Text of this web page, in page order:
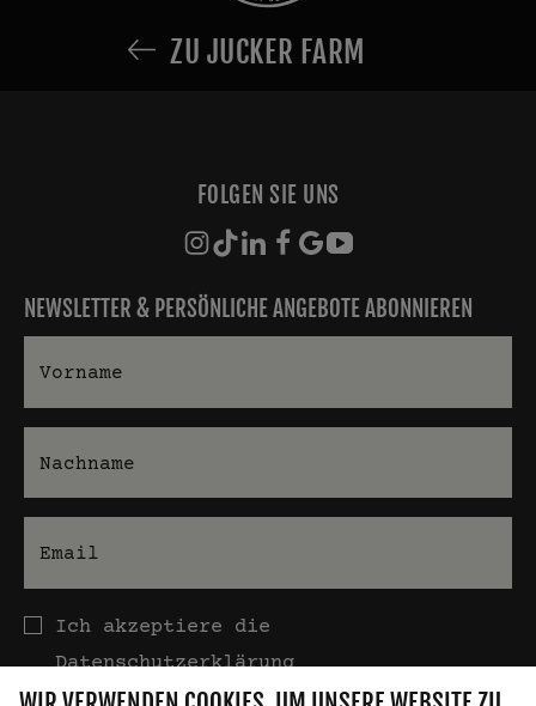
ZU JUCKER FARM
FOLGEN SIE UNS
NEWSLETTER & PERSÖNLICHE ANGEBOTE ABONNIEREN
Datenschutz
Ich akzeptiere die
Datenschutzerklärung